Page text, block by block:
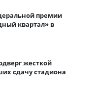
премии
квартал» в
жесткой
сдачу стадиона